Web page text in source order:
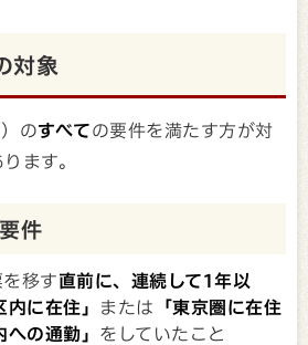
対象
のすべての要件を満たす方が対
ます。
件
移す直前に、連続して1年以
内に在住」
または
「東京圏に在住
への通勤」 をしていたこと